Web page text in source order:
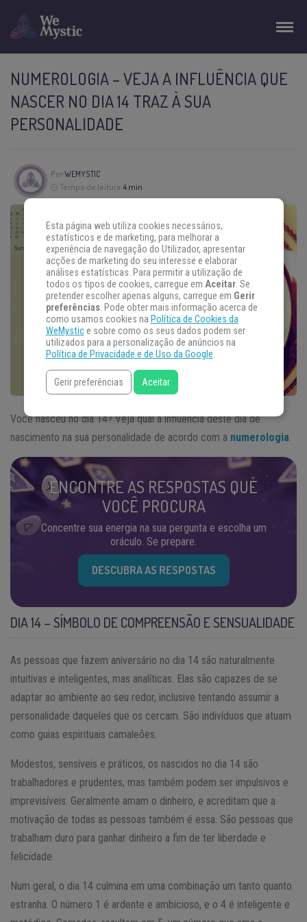
NUMEROLOGIA – VEJA A INFLUÊNCIA QUE
NASCER NO DIA 14 TRAZ À SUA
PERSONALIDADE
PorWEMYSTIC
Tempo de leitura:4 min
Você nasceu no dia 14? Veja qual a influência deste dia de
nascimento na sua personalidade de acordo com a numerologia
ENCONTRE AS RESPOSTAS QUE
VOCÊ PROCURA
Concentre sua energia na sua pergunta e escolha um
oráculo. Se prepare.
DESCUBRA AS RESPOSTAS
DIA 14 – SÍMBOLO DE COMPREENSÃO E SENSUALIDADE
As pessoas que fazem aniversário no dia 14 são naturalmente
intuitivas e inteligentes, mas analíticas. Elas são capazes de se
adaptar ao ambiente ao seu redor, inclusive tentando assumir a
personalidade daqueles que os cercam. São indivíduos que atuam
como guias espirituais camaleões.
Modestos, sensíveis e práticos, os nascidos no dia 14 são
trabalhadores e prudentes, mas também podem ser impulsivos e
imprevisíveis. Geralmente amam o dinheiro, e acreditam que a
motivação de todas as pessoas também é essa. São pessoas que
trabalham duro para ganhar dinheiro a fim de ter liberdade e
felicidade.
Num geral, o dia 14 culmina em uma combinação um tanto quanto
estranha. O número 1 é ardente e ambicioso, e o 4 é inteligente e
Esta página web utiliza cookies necessários,
estatísticos e de marketing, para melhorar a
experiência de navegação do Utilizador, apresentar
acções de marketing do seu interesse e elaborar
análises estatísticas. Para permitir a utilização de
todos os tipos de cookies, carregue em Aceitar. Se
pretender escolher apenas alguns, carregue em Gerir
preferências. Pode obter mais informação acerca de
como usamos cookies na Política de Cookies da
WeMystice sobre como os seus dados podem ser
utilizados para a personalização de anúncios na
Política de Privacidade e de Uso da Google.
Gerir preferências Aceitar